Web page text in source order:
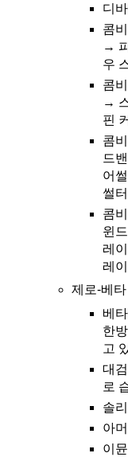
디
콤
→
우
콤
→
핀
콤
드
어
썰
콤
윈
레
레
제로-베타
베
한
고
대
로
솔
아
이